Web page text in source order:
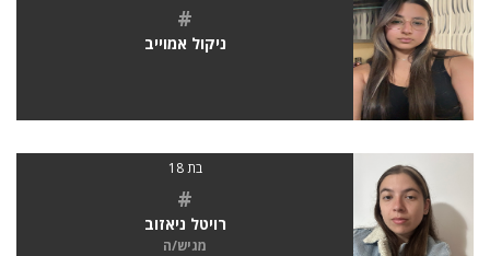
#
ניקול אמוייב
בת 18
#
רויטל ניאזוב
מגיש/ה